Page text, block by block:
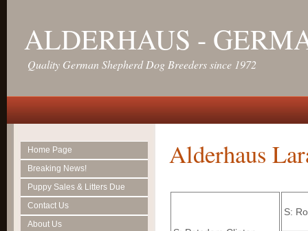
ALDERHAUS -
Quality German Shepherd Dog Breeders since 1972
Home Page
Breaking News!
Puppy Sales & Litters Due
Contact Us
About Us
Alderhaus
S: